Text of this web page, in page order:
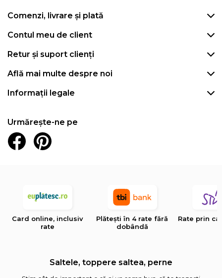
Comenzi, livrare și plată
Contul meu de client
Retur și suport clienți
Află mai multe despre noi
Informații legale
Urmărește-ne pe
Card online, inclusiv
rate
Plătești în 4 rate fără
dobândă
Rate prin
Saltele, toppere saltea, perne